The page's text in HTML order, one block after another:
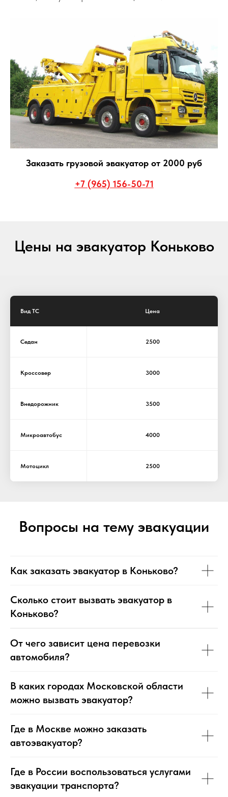
Заказать грузовой эвакуатор от 2000 руб
+7 (965) 156-50-71
Цены на эвакуатор Коньково
Вид ТС Цена
Седан 2500
Кроссовер 3000
Внедорожник 3500
Микроавтобус 4000
Мотоцикл 2500
Вопросы на тему эвакуации
Как заказать эвакуатор в Коньково?
Сколько стоит вызвать эвакуатор в
Коньково?
От чего зависит цена перевозки
автомобиля?
В каких городах Московской области
можно вызвать эвакуатор?
Где в Москве можно заказать
автоэвакуатор?
Где в России воспользоваться услугами
эвакуации транспорта?